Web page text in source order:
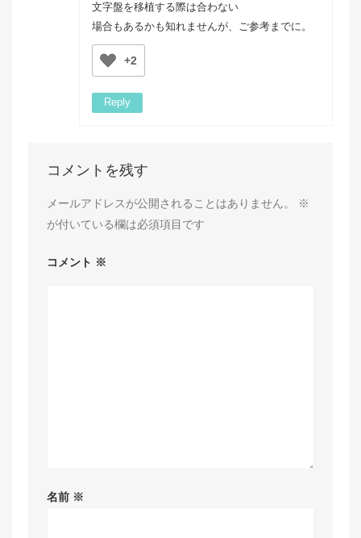
文字盤を移植する際は合わない
場合もあるかも知れませんが、ご参考までに。
+2
Reply
コメントを残す
メールアドレスが公開されることはありません。
※
が付いている欄は必須項目です
コメント ※
名前 ※